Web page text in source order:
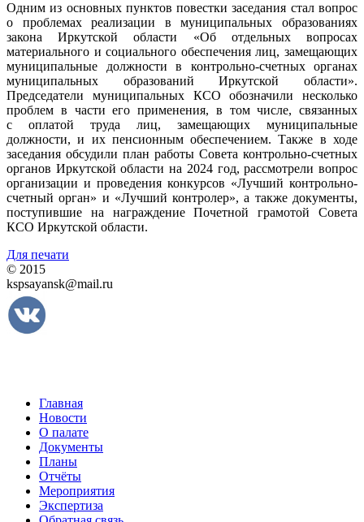
Одним из основных пунктов повестки заседания стал вопрос
о проблемах реализации в муниципальных образованиях
закона Иркутской области «Об отдельных вопросах
материального и социального обеспечения лиц, замещающих
муниципальные должности в контрольно-счетных органах
муниципальных образований Иркутской области».
Председатели муниципальных КСО обозначили несколько
проблем в части его применения, в том числе, связанных
с оплатой труда лиц, замещающих муниципальные
должности, и их пенсионным обеспечением. Также в ходе
заседания обсудили план работы Совета контрольно-счетных
органов Иркутской области на 2024 год, рассмотрели вопрос
организации и проведения конкурсов «Лучший контрольно-
счетный орган» и «Лучший контролер», а также документы,
поступившие на награждение Почетной грамотой Совета
КСО Иркутской области.
Для печати
© 2015
kspsayansk@mail.ru
Главная
Новости
О палате
Документы
Планы
Отчёты
Мероприятия
Экспертиза